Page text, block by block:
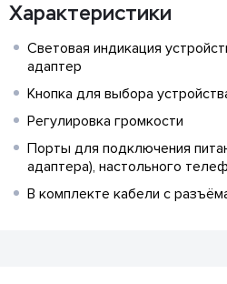
Характеристики
Световая индикация
адаптер
Кнопка для выбора
Регулировка громкости
Порты для подключения
адаптера), настольного
В комплекте кабели с